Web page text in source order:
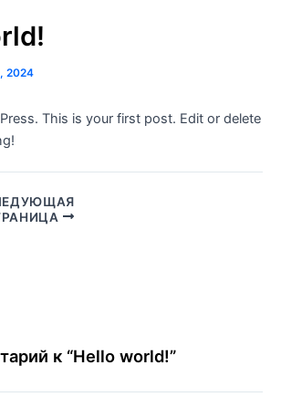
2024
This is your first post. Edit or delete
к “Hello world!”